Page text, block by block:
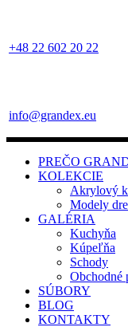
+48 22 602 20 22
info@grandex.eu
PREČO
KOLEKCIE
Akrylový
Modely
GALÉRIA
Kuchyňa
Kúpeľňa
Schody
Obchodné
SÚBORY
BLOG
KONTAKTY